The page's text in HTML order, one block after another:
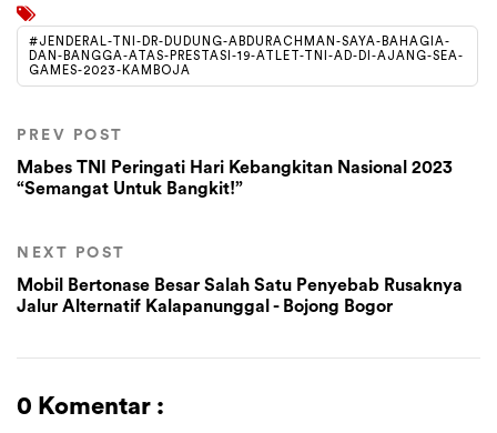
#JENDERAL-TNI-DR-DUDUNG-ABDURACHMAN-SAYA-BAHAGIA-
DAN-BANGGA-ATAS-PRESTASI-19-ATLET-TNI-AD-DI-AJANG-SEA-
GAMES-2023-KAMBOJA
PREV POST
Mabes TNI Peringati Hari Kebangkitan Nasional 2023
“Semangat Untuk Bangkit!”
NEXT POST
Mobil Bertonase Besar Salah Satu Penyebab Rusaknya
Jalur Alternatif Kalapanunggal - Bojong Bogor
0 Komentar :